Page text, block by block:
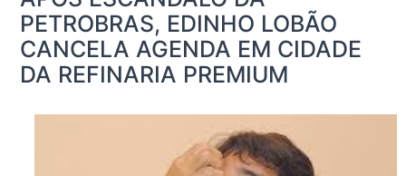
PETROBRAS, EDINHO LOBÃO
CANCELA AGENDA EM CIDADE
DA REFINARIA PREMIUM